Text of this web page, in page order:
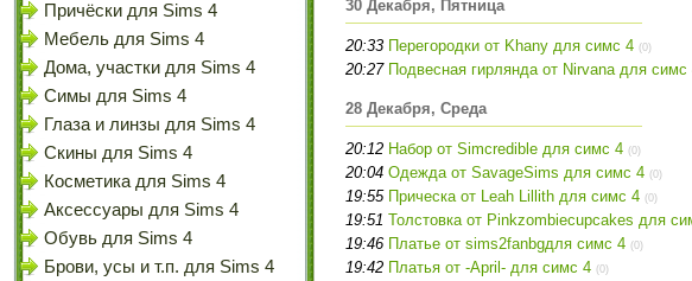
Причёски для Sims 4
Мебель для Sims 4
Дома, участки для Sims 4
Симы для Sims 4
Глаза и линзы для Sims 4
Скины для Sims 4
Косметика для Sims 4
Аксессуары для Sims 4
Обувь для Sims 4
Брови, усы и т.п. для Sims 4
30 Декабря, Пятница
20:33 Перегородки от Khany для симс 4 (0)
20:27 Подвесная гирлянда от Nirvana для симс
28 Декабря, Среда
20:12 Набор от Simcredible для симс 4 (0)
20:04 Одежда от SavageSims для симс 4 (0)
19:55 Прическа от Leah Lillith для симс 4 (0)
19:51 Толстовка от Pinkzombiecupcakes для
19:46 Платье от sims2fanbgдля симс 4 (0)
19:42 Платья от -April- для симс 4 (0)